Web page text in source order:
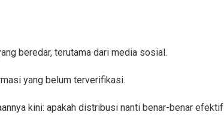
beredar, terutama dari media sosial.
yang belum terverifikasi.
kini: apakah distribusi nanti benar-benar efektif